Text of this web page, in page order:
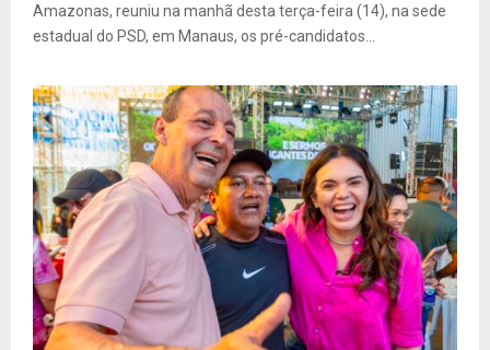
Amazonas, reuniu na manhã desta terça-feira (14), na sede
estadual do PSD, em Manaus, os pré-candidatos...